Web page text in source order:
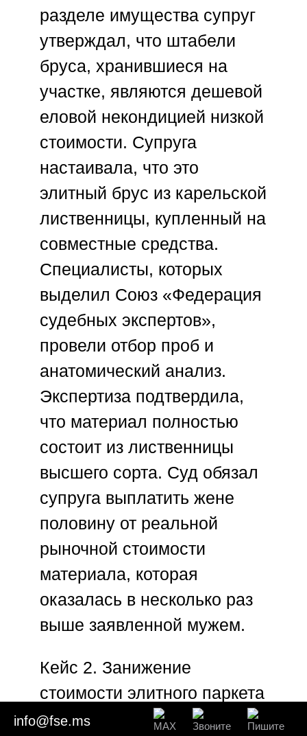
разделе имущества супруг
утверждал, что штабели
бруса, хранившиеся на
участке, являются дешевой
еловой некондицией низкой
стоимости. Супруга
настаивала, что это
элитный брус из карельской
лиственницы, купленный на
совместные средства.
Специалисты, которых
выделил Союз «Федерация
судебных экспертов»,
провели отбор проб и
анатомический анализ.
Экспертиза подтвердила,
что материал полностью
состоит из лиственницы
высшего сорта. Суд обязал
супруга выплатить жене
половину от реальной
рыночной стоимости
материала, которая
оказалась в несколько раз
выше заявленной мужем.
Кейс 2. Занижение
стоимости элитного паркета
из массива
В рамках
info@fse.ms